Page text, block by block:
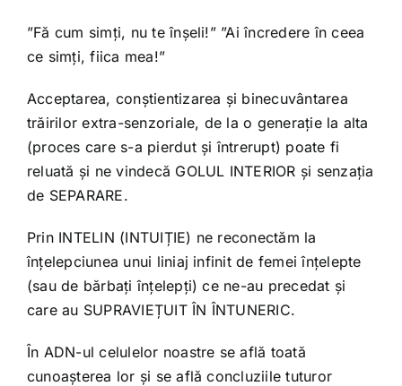
”Fă cum simți, nu te înșeli!” ”Ai încredere în ceea
ce simți, fiica mea!”
Acceptarea, conștientizarea și binecuvântarea
trăirilor extra-senzoriale, de la o generație la alta
(proces care s-a pierdut și întrerupt) poate fi
reluată și ne vindecă GOLUL INTERIOR și senzația
de SEPARARE.
Prin INTELIN (INTUIȚIE) ne reconectăm la
înțelepciunea unui liniaj infinit de femei înțelepte
(sau de bărbați înțelepți) ce ne-au precedat și
care au SUPRAVIEȚUIT ÎN ÎNTUNERIC.
În ADN-ul celulelor noastre se află toată
cunoașterea lor și se află concluziile tuturor